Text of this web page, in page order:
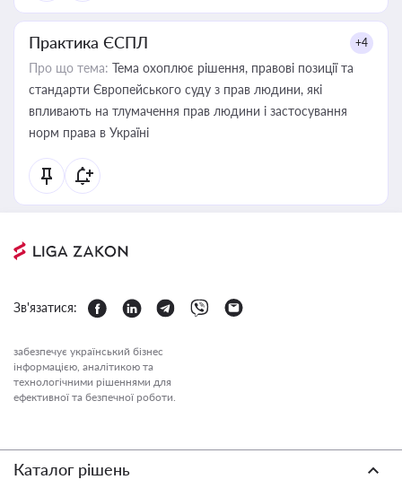
Практика ЄСПЛ +4
Про що тема: Тема охоплює рішення, правові позиції та
стандарти Європейського суду з прав людини, які
впливають на тлумачення прав людини і застосування
норм права в Україні
Зв'язатися:
забезпечує український бізнес
інформацією, аналітикою та
технологічними рішеннями для
ефективної та безпечної роботи.
Каталог рішень